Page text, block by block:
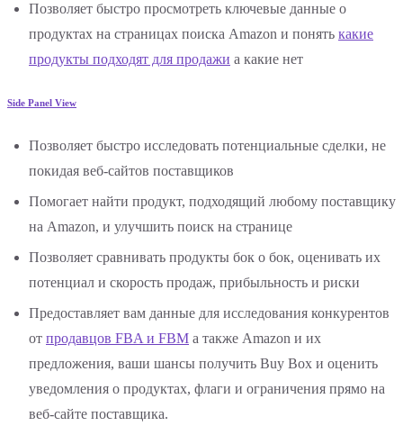
Позволяет быстро просмотреть ключевые данные о
продуктах на страницах поиска Amazon и понять какие
продукты подходят для продажи а какие нет
Side Panel View
Позволяет быстро исследовать потенциальные сделки, не
покидая веб-сайтов поставщиков
Помогает найти продукт, подходящий любому поставщику
на Amazon, и улучшить поиск на странице
Позволяет сравнивать продукты бок о бок, оценивать их
потенциал и скорость продаж, прибыльность и риски
Предоставляет вам данные для исследования конкурентов
от продавцов FBA и FBM а также Amazon и их
предложения, ваши шансы получить Buy Box и оценить
уведомления о продуктах, флаги и ограничения прямо на
веб-сайте поставщика.